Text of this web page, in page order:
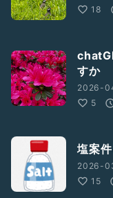
18
すか
2026-
5
塩案件
2026-
15